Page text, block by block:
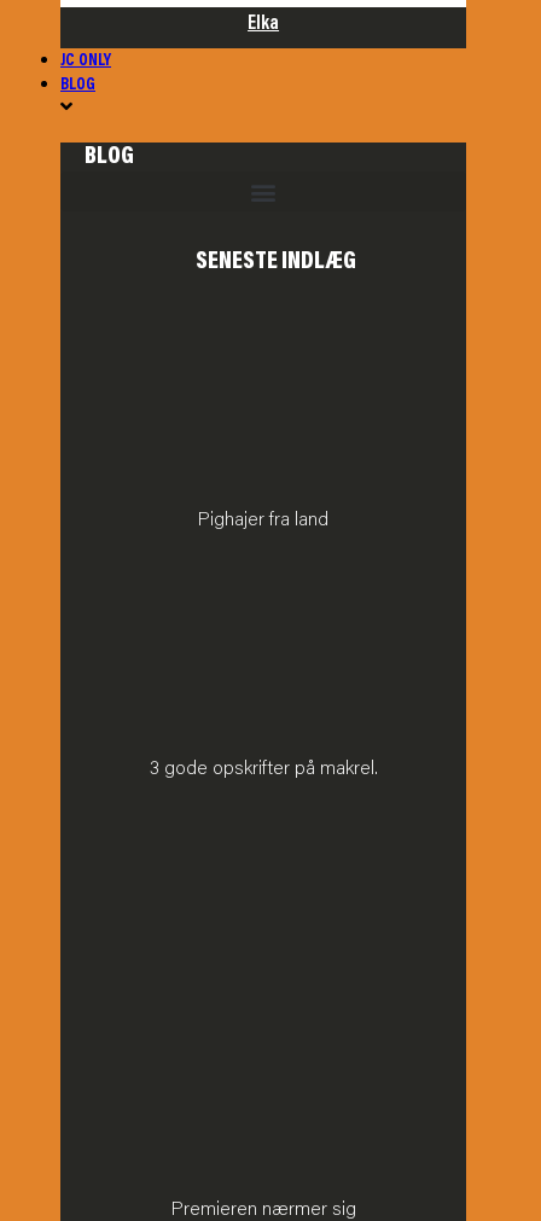
Elka
JC ONLY
BLOG
BLOG
SENESTE INDLÆG
Pighajer fra land
3 gode opskrifter på makrel.
Premieren nærmer sig